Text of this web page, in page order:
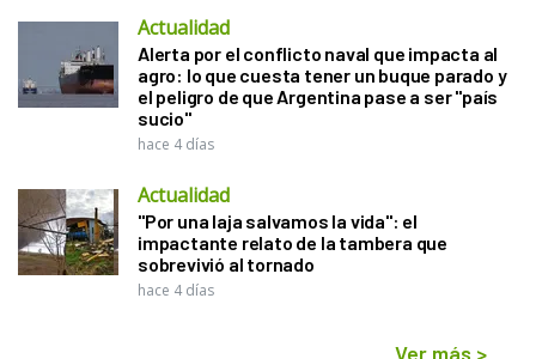
Actualidad
Alerta por el conflicto naval que impacta al
agro: lo que cuesta tener un buque parado y
el peligro de que Argentina pase a ser "país
sucio"
hace 4 días
Actualidad
"Por una laja salvamos la vida": el
impactante relato de la tambera que
sobrevivió al tornado
hace 4 días
Ver más >